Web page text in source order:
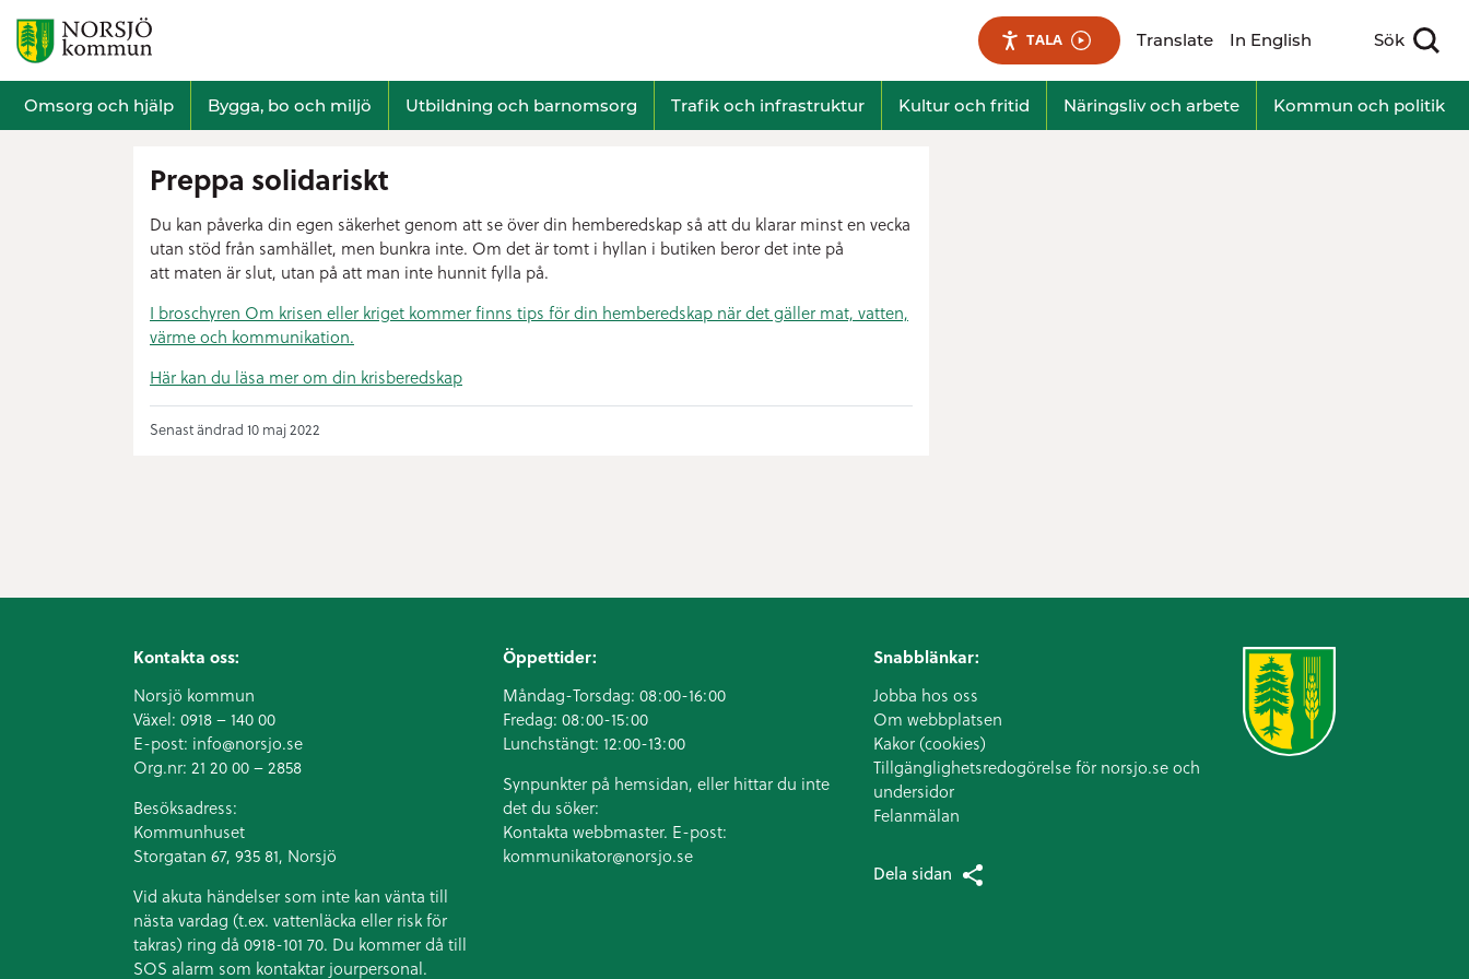
TALA Translate In English Sök
Visa sökfält
Omsorg och hjälp Bygga, bo och miljö Utbildning och barnomsorg Trafik och infrastruktur Kultur och fritid Näringsliv och arbete Kommun och politik
Preppa solidariskt
Du kan påverka din egen säkerhet genom att se över din hemberedskap så att du klarar minst en vecka
utan stöd från samhället, men bunkra inte. Om det är tomt i hyllan i butiken beror det inte på
att maten är slut, utan på att man inte hunnit fylla på.
I broschyren Om krisen eller kriget kommer finns tips för din hemberedskap när det gäller mat, vatten,
värme och kommunikation.
Här kan du läsa mer om din krisberedskap
Senast ändrad 10 maj 2022
Kontakta oss:
Norsjö kommun
Växel: 0918 – 140 00
E-post: info@norsjo.se
Org.nr: 21 20 00 – 2858
Besöksadress:
Kommunhuset
Storgatan 67, 935 81, Norsjö
Vid akuta händelser som inte kan vänta till
nästa vardag (t.ex. vattenläcka eller risk för
takras) ring då 0918-101 70. Du kommer då till
SOS alarm som kontaktar jourpersonal.
Öppettider:
Måndag-Torsdag: 08:00-16:00
Fredag: 08:00-15:00
Lunchstängt: 12:00-13:00
Synpunkter på hemsidan, eller hittar du inte
det du söker:
Kontakta webbmaster. E-post:
kommunikator@norsjo.se
Snabblänkar:
Jobba hos oss
Om webbplatsen
Kakor (cookies)
Tillgänglighetsredogörelse för norsjo.se och
undersidor
Felanmälan
Dela sidan